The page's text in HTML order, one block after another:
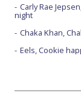
Carly Rae
night
Chaka Khan,
Eels, Cookie